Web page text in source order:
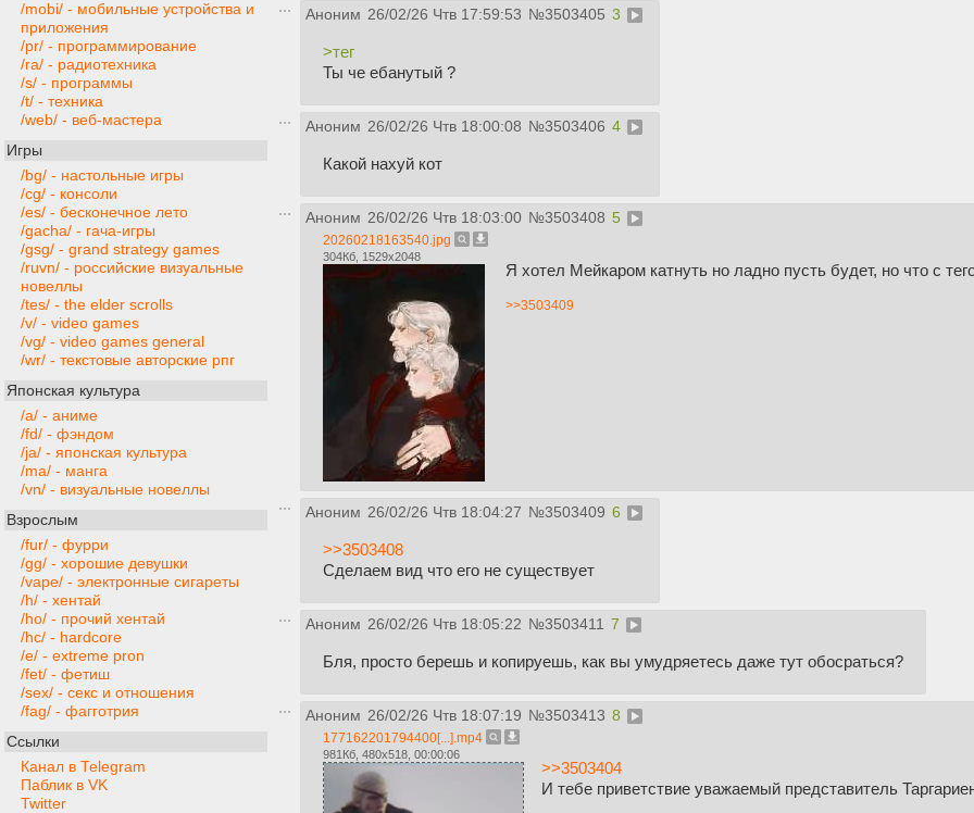
/mobi/ - мобильные устройства и
приложения
/pr/ - программирование
/ra/ - радиотехника
/s/ - программы
/t/ - техника
/web/ - веб-мастера
Игры
/bg/ - настольные игры
/cg/ - консоли
/es/ - бесконечное лето
/gacha/ - гача-игры
/gsg/ - grand strategy games
/ruvn/ - российские визуальные
новеллы
/tes/ - the elder scrolls
/v/ - video games
/vg/ - video games general
/wr/ - текстовые авторские рпг
Японская культура
/a/ - аниме
/fd/ - фэндом
/ja/ - японская культура
/ma/ - манга
/vn/ - визуальные новеллы
Взрослым
/fur/ - фурри
/gg/ - хорошие девушки
/vape/ - электронные сигареты
/h/ - хентай
/ho/ - прочий хентай
/hc/ - hardcore
/e/ - extreme pron
/fet/ - фетиш
/sex/ - секс и отношения
/fag/ - фагготрия
Ссылки
Канал в Telegram
Паблик в VK
Twitter
Аноним 26/02/26 Чтв 17:59:53 №3503405 3
>тег
Ты че ебанутый ?
Аноним 26/02/26 Чтв 18:00:08 №3503406 4
Какой нахуй кот
Аноним 26/02/26 Чтв 18:03:00 №3503408 5
20260218163540.jpg
304Кб, 1529x2048
Я хотел Мейкаром катнуть но ладно пусть будет, но что с
>>3503409
Аноним 26/02/26 Чтв 18:04:27 №3503409 6
>>3503408
Сделаем вид что его не существует
Аноним 26/02/26 Чтв 18:05:22 №3503411 7
Бля, просто берешь и копируешь, как вы умудряетесь даже тут обосраться?
Аноним 26/02/26 Чтв 18:07:19 №3503413 8
177162201794400[...].mp4
981Кб, 480x518, 00:00:06
>>3503404
И тебе приветствие уважаемый представитель